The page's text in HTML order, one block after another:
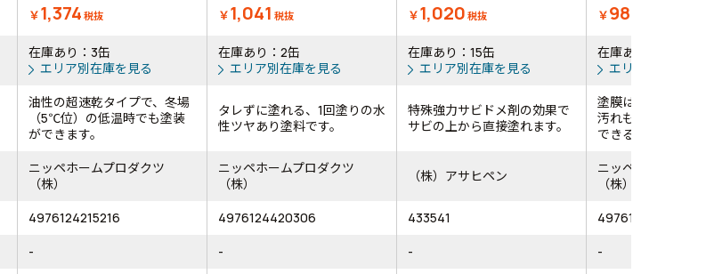
￥1,374 税抜 ￥1,041 税抜 ￥1,020 税抜 ￥985
在庫あり：3缶
エリア別在庫を見る
在庫あり：2缶
エリア別在庫を見る
在庫あり：15缶
エリア別在庫を見る
在庫あり：8缶
エリア別在庫を
油性の超速乾タイプで、冬場
（5℃位）の低温時でも塗装
ができます。
タレずに塗れる、1回塗りの水
性ツヤあり塗料です。
特殊強力サビドメ剤の効果で
サビの上から直接塗れます。
塗膜は汚れにくく
汚れも水しぶきで
できる（ウォッシ
ニッペホームプロダクツ
（株）
ニッペホームプロダクツ
（株）
（株）アサヒペン
ニッペホームプロ
（株）
4976124215216 4976124420306 433541
4976124024108
- - -
-